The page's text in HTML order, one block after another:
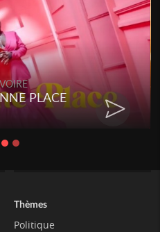
RAP
RENARD
Thèmes
Politique